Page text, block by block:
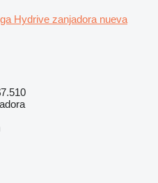
Hydrive zanjadora nueva